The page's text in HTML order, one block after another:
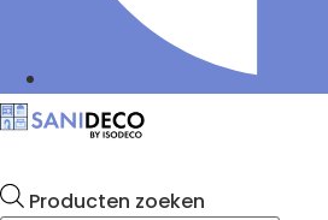
Producten zoeken